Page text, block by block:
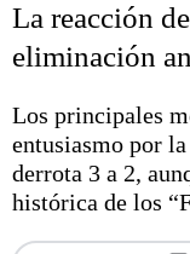
Deportes
La reacción
eliminación
Los principales
entusiasmo por
derrota 3 a 2,
histórica de los